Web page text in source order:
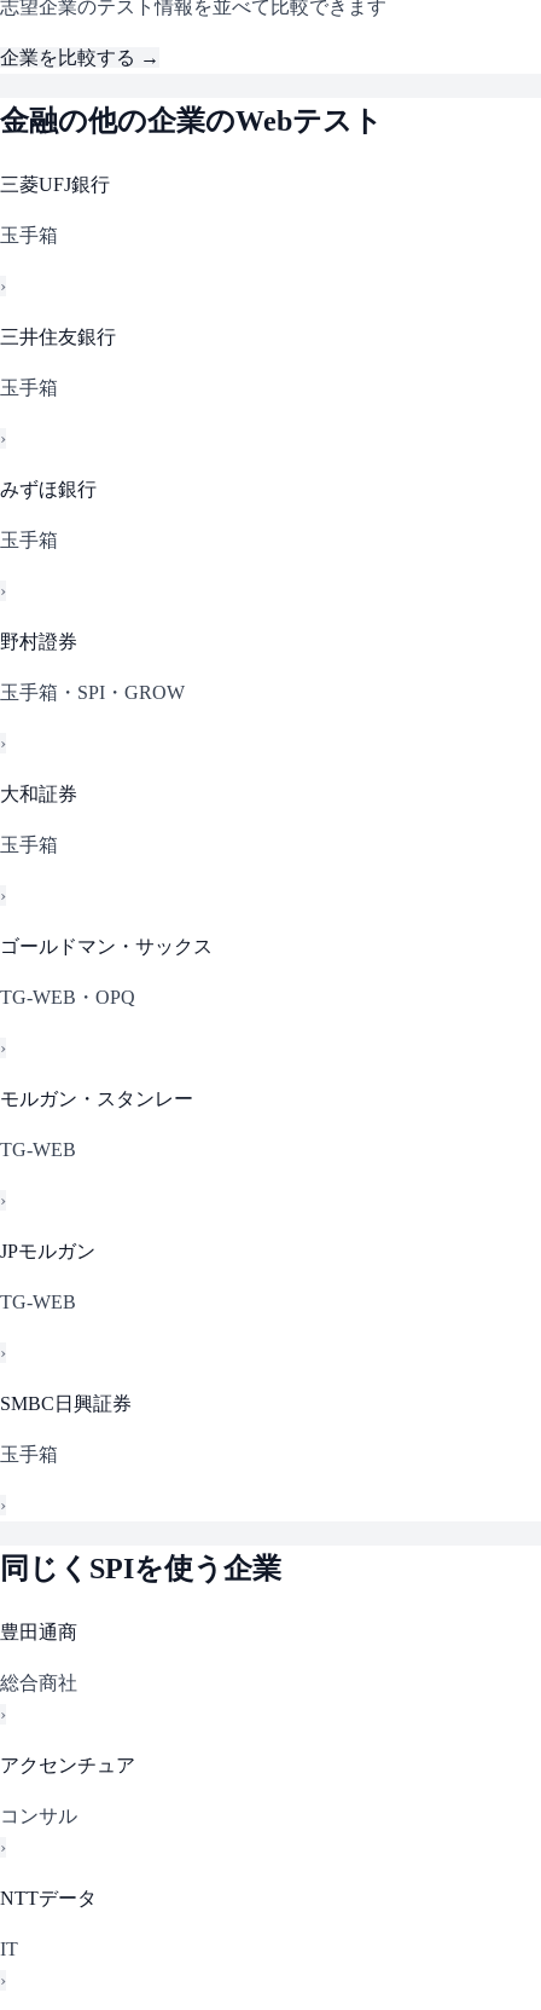
志望企業のテスト情報を並べて比較できます
企業を比較する →
金融の他の企業のWebテスト
三菱UFJ銀行
玉手箱
›
三井住友銀行
玉手箱
›
みずほ銀行
玉手箱
›
野村證券
玉手箱・SPI・GROW
›
大和証券
玉手箱
›
ゴールドマン・サックス
TG-WEB・OPQ
›
モルガン・スタンレー
TG-WEB
›
JPモルガン
TG-WEB
›
SMBC日興証券
玉手箱
›
同じく SPIを使う企業
豊田通商
総合商社
›
アクセンチュア
コンサル
›
NTTデータ
IT
›